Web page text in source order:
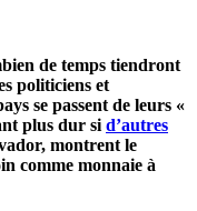
de temps tiendront
politiciens et
se passent de leurs «
plus dur si d’autres
montrent le
comme monnaie à